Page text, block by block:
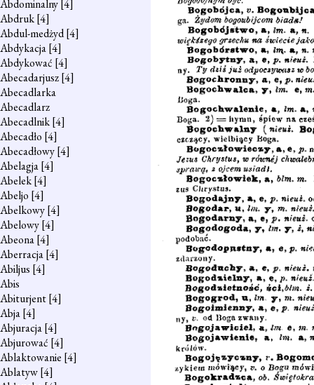
Abdominalny[4]
Abdruk[4]
Abdul-medżyd[4]
Abdykacja[4]
Abdykować [4]
Abecadarjusz[4]
Abecadlarka
Abecadlarz
Abecadlnik[4]
Abecadło [4]
Abecadłowy[4]
Abelagja[4]
Abelek[4]
Abeljo [4]
Abelkowy[4]
Abelowy[4]
Abeona[4]
Aberracja[4]
Abiljus [4]
Abis
Abiturjent[4]
Abja[4]
Abjuracja[4]
Abjurować [4]
Ablaktowanie [4]
Ablatyw[4]